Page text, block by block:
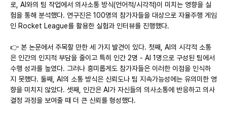
로, AI와의 팀 작업에서 의사소통 방식(언어적/시각적)이 미치는 영향을 실
험을 통해 분석했다. 연구진은 100명의 참가자들을 대상으로 자율주행 게임
인 Rocket League를 활용한 실험과 인터뷰를 진행했다.
👉 본 논문에서 주목할 만한 세 가지 발견이 있다. 첫째, AI의 시각적 소통
은 인간의 인지적 부담을 줄이고 특히 인간 2명 - AI 1명으로 구성된 팀에서
수행 성과를 높였다. 그러나 흥미롭게도 참가자들은 이러한 이점을 인식하
지 못했다. 둘째, AI의 소통 방식은 신뢰도나 팀 지속가능성에는 유의미한 영
향을 미치지 않았다. 셋째, 인간은 AI가 자신들의 의사소통에 반응하고 의사
결정 과정을 보여줄 때 더 큰 신뢰를 형성했다.